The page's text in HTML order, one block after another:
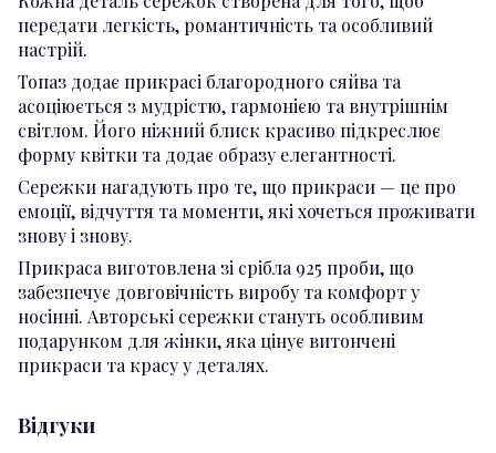
передати легкість, романтичність та особливий
настрій.
Топаз додає прикрасі благородного сяйва та
асоціюється з мудрістю, гармонією та внутрішнім
світлом. Його ніжний блиск красиво підкреслює
форму квітки та додає образу елегантності.
Сережки нагадують про те, що прикраси — це про
емоції, відчуття та моменти, які хочеться проживати
знову і знову.
Прикраса виготовлена зі срібла 925 проби, що
забезпечує довговічність виробу та комфорт у
носінні. Авторські сережки стануть особливим
подарунком для жінки, яка цінує витончені
прикраси та красу у деталях.
Відгуки